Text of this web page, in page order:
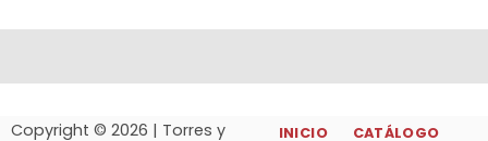
Copyright © 2026 | Torres y
INICIO CATÁLOGO